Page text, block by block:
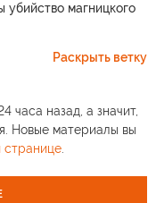
убийство магницкого
Раскрыть ветку
часа назад, а значит,
Новые материалы вы
странице.